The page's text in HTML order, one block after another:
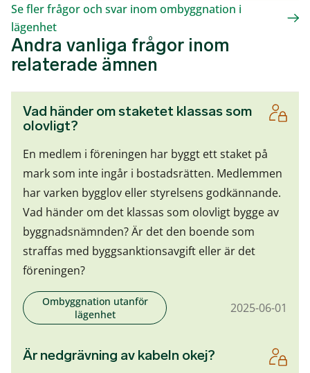
Se fler frågor och svar inom ombyggnation i
lägenhet
Andra vanliga frågor inom
relaterade ämnen
Vad händer om staketet klassas som
olovligt?
En medlem i föreningen har byggt ett staket på
mark som inte ingår i bostadsrätten. Medlemmen
har varken bygglov eller styrelsens godkännande.
Vad händer om det klassas som olovligt bygge av
byggnadsnämnden? Är det den boende som
straffas med byggsanktionsavgift eller är det
föreningen?
Ombyggnation utanför
lägenhet
2025-06-01
Är nedgrävning av kabeln okej?